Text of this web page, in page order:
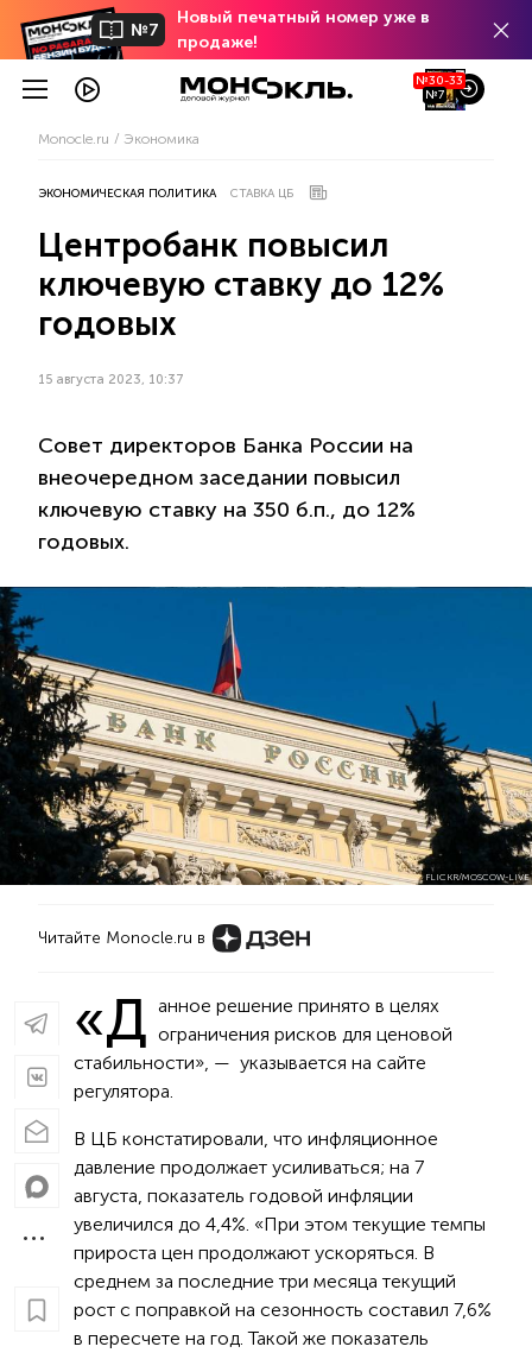
№7
Новый печатный номер уже в
продаже!
№30-33
№7
Monocle.ru Экономика
ЭКОНОМИЧЕСКАЯ ПОЛИТИКА СТАВКА ЦБ
Центробанк повысил
ключевую ставку до 12%
годовых
15 августа 2023, 10:37
Совет директоров Банка России на
внеочередном заседании повысил
ключевую ставку на 350 б.п., до 12%
годовых.
FLICKR/MOSCOW-LIVE
Читайте Monocle.ru в
«Д анное решение принято в целях
ограничения рисков для ценовой
стабильности», — указывается на сайте
регулятора.
В ЦБ констатировали, что инфляционное
давление продолжает усиливаться; на 7
августа, показатель годовой инфляции
увеличился до 4,4%. «При этом текущие темпы
прироста цен продолжают ускоряться. В
среднем за последние три месяца текущий
рост с поправкой на сезонность составил 7,6%
в пересчете на год. Такой же показатель